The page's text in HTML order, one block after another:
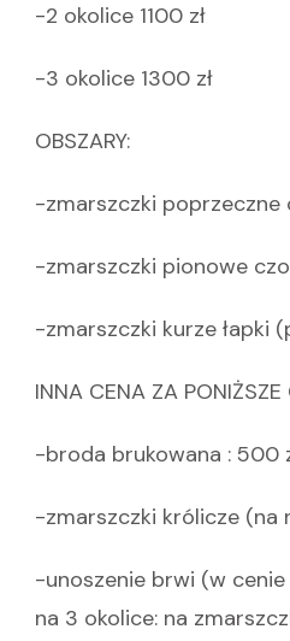
-2 okolice 1100 zł
-3 okolice 1300 zł
OBSZARY:
-zmarszczki poprzeczne
-zmarszczki pionowe
-zmarszczki kurze łapki
INNA CENA ZA PONIŻSZE
-broda brukowana : 500
-zmarszczki królicze (na
-unoszenie brwi (w
na 3 okolice: na